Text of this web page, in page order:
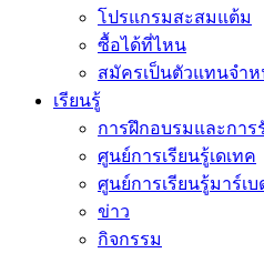
โปรแกรมสะสมแต้ม
ซื้อได้ที่ไหน
สมัครเป็นตัวแทนจำห
เรียนรู้
การฝึกอบรมและการ
ศูนย์การเรียนรู้เดเทค
ศูนย์การเรียนรู้มาร์เบ
ข่าว
กิจกรรม